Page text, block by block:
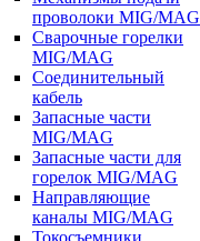
проволоки MIG/MAG
Сварочные горелки
MIG/MAG
Соединительный
кабель
Запасные части
MIG/MAG
Запасные части для
горелок MIG/MAG
Направляющие
каналы MIG/MAG
Токосъемники